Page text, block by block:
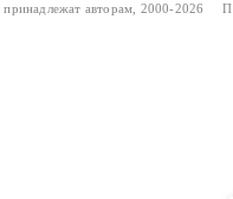
принадлежат авторам, 2000-2026